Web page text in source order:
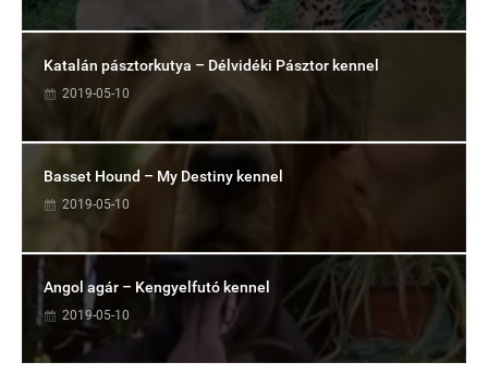
Katalán pásztorkutya – Délvidéki Pásztor kennel
2019-05-10
Basset Hound – My Destiny kennel
2019-05-10
Angol agár – Kengyelfutó kennel
2019-05-10